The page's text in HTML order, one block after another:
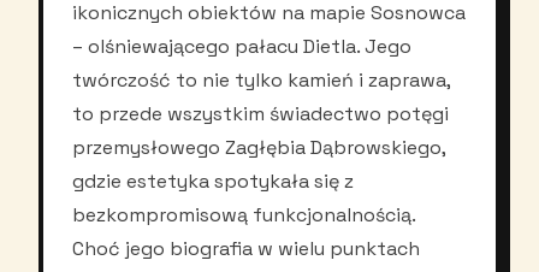
ikonicznych obiektów na mapie Sosnowca
– olśniewającego pałacu Dietla. Jego
twórczość to nie tylko kamień i zaprawa,
to przede wszystkim świadectwo potęgi
przemysłowego Zagłębia Dąbrowskiego,
gdzie estetyka spotykała się z
bezkompromisową funkcjonalnością.
Choć jego biografia w wielu punktach